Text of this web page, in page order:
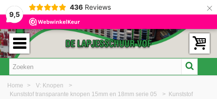
9,5
436 Reviews ×
Home > V: Knopen
>
Kunststof transparante knopen 15mm en 18mm serie 05
> Kunststof